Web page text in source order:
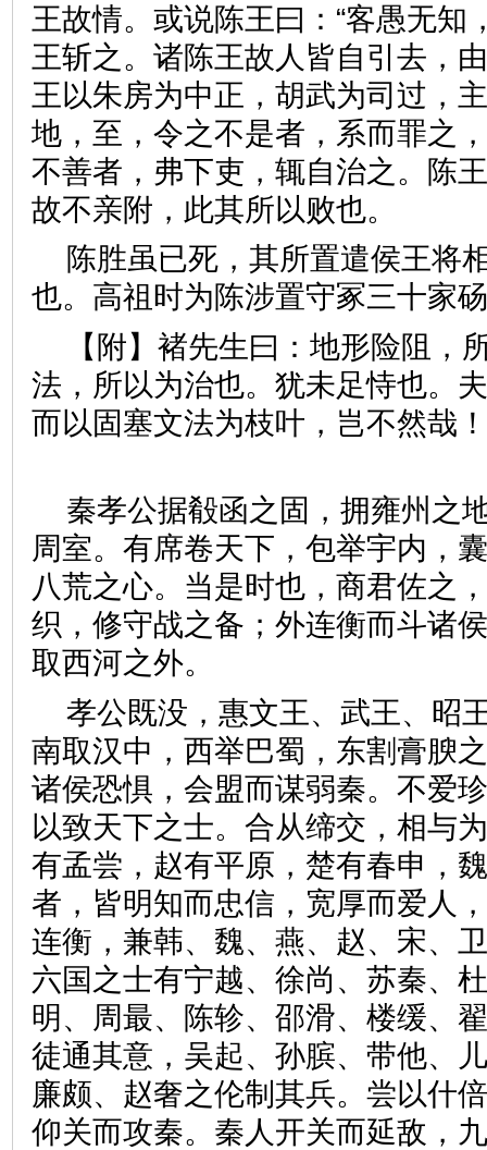
王故情。或说陈王曰：“客愚无知
王斩之。诸陈王故人皆自引去，
王以朱房为中正，胡武为司过，
地，至，令之不是者，系而罪之
不善者，弗下吏，辄自治之。陈
故不亲附，此其所以败也。
陈胜虽已死，其所置遣侯王将
也。高祖时为陈涉置守冢三十
【附】褚先生曰：地形险阻，
法，所以为治也。犹未足恃也。
而以固塞文法为枝叶，岂不然哉
秦孝公据殽函之固，拥雍州之
周室。有席卷天下，包举宇内，
八荒之心。当是时也，商君佐之
织，修守战之备；外连衡而斗诸
取西河之外。
孝公既没，惠文王、武王、昭
南取汉中，西举巴蜀，东割膏腴
诸侯恐惧，会盟而谋弱秦。不爱
以致天下之士。合从缔交，相与
有孟尝，赵有平原，楚有春申，
者，皆明知而忠信，宽厚而爱人
连衡，兼韩、魏、燕、赵、宋、
六国之士有宁越、徐尚、苏秦、
明、周最、陈轸、邵滑、楼缓、
徒通其意，吴起、孙膑、带他、
廉颇、赵奢之伦制其兵。尝以什
仰关而攻秦。秦人开关而延敌，